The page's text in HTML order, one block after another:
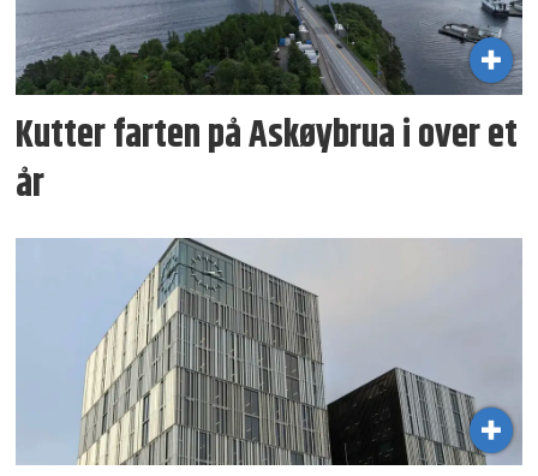
Kutter farten på Askøybrua i over et
år